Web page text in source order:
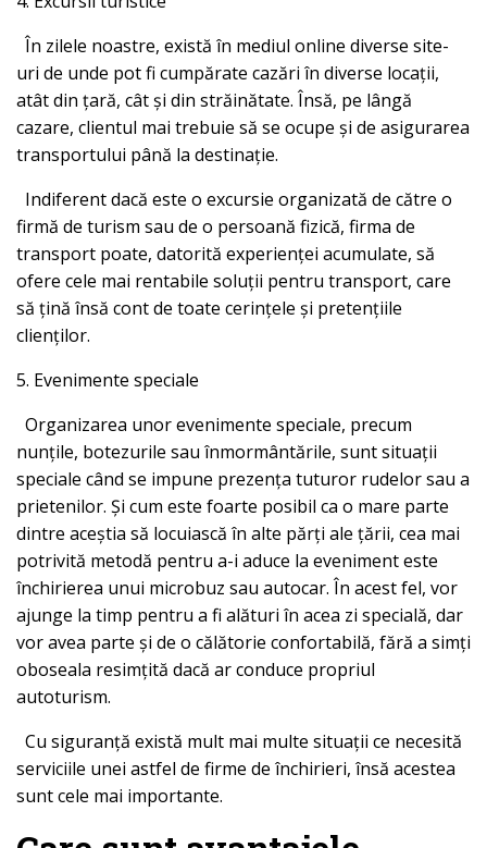
În zilele noastre, există în mediul online diverse site-
uri de unde pot fi cumpărate cazări în diverse locații,
atât din țară, cât și din străinătate. Însă, pe lângă
cazare, clientul mai trebuie să se ocupe și de asigurarea
transportului până la destinație.
Indiferent dacă este o excursie organizată de către o
firmă de turism sau de o persoană fizică, firma de
transport poate, datorită experienței acumulate, să
ofere cele mai rentabile soluții pentru transport, care
să țină însă cont de toate cerințele și pretențiile
clienților.
5. Evenimente speciale
Organizarea unor evenimente speciale, precum
nunțile, botezurile sau înmormântările, sunt situații
speciale când se impune prezența tuturor rudelor sau a
prietenilor. Și cum este foarte posibil ca o mare parte
dintre aceștia să locuiască în alte părți ale țării, cea mai
potrivită metodă pentru a-i aduce la eveniment este
închirierea unui microbuz sau autocar. În acest fel, vor
ajunge la timp pentru a fi alături în acea zi specială, dar
vor avea parte și de o călătorie confortabilă, fără a simți
oboseala resimțită dacă ar conduce propriul
autoturism.
Cu siguranță există mult mai multe situații ce necesită
serviciile unei astfel de firme de închirieri, însă acestea
sunt cele mai importante.